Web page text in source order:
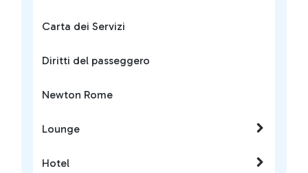
Carta dei Servizi
Diritti del passeggero
Newton Rome
Lounge
Hotel